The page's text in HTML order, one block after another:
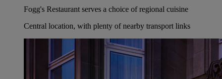
Fogg's Restaurant serves a choice of regional cuisine
Central location, with plenty of nearby transport links